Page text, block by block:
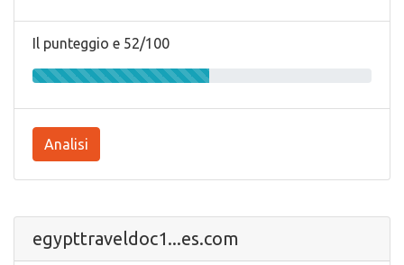
Il punteggio e 52/100
Analisi
egypttraveldoc1...es.com